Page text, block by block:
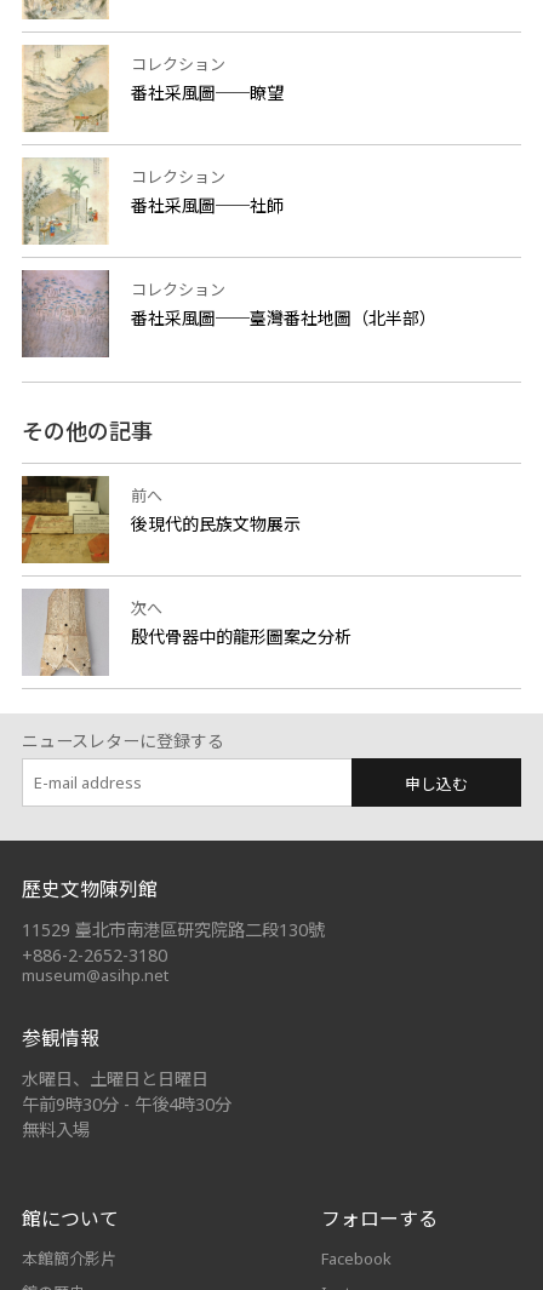
コレクション
番社采風圖──瞭望
コレクション
番社采風圖──社師
コレクション
番社采風圖──臺灣番社地圖（北半部）
その他の記事
前へ
後現代的民族文物展示
次へ
殷代骨器中的龍形圖案之分析
ニュースレターに登録する
申し込む
:::
歷史文物陳列館
11529 臺北市南港區研究院路二段130號
+886-2-2652-3180
museum@asihp.net
参観情報
水曜日、土曜日と日曜日
午前9時30分 - 午後4時30分
無料入場
館について
本館簡介影片
フォローする
Facebook